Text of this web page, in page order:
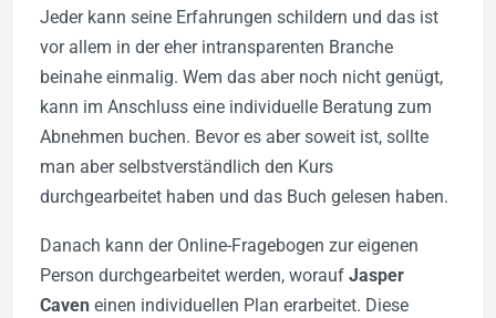
Jeder kann seine Erfahrungen schildern und das ist
vor allem in der eher intransparenten Branche
beinahe einmalig. Wem das aber noch nicht genügt,
kann im Anschluss eine individuelle Beratung zum
Abnehmen buchen. Bevor es aber soweit ist, sollte
man aber selbstverständlich den Kurs
durchgearbeitet haben und das Buch gelesen haben.
Danach kann der Online-Fragebogen zur eigenen
Person durchgearbeitet werden, worauf Jasper
Caven einen individuellen Plan erarbeitet. Diese